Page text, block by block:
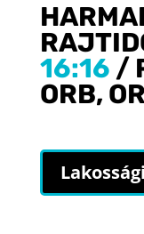
16:16 /
ORB,